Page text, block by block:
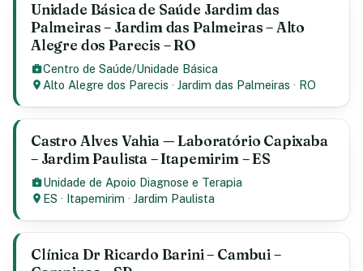
Unidade Básica de Saúde Jardim das
Palmeiras – Jardim das Palmeiras – Alto
Alegre dos Parecis – RO
Centro de Saúde/Unidade Básica
Alto Alegre dos Parecis ·Jardim das Palmeiras · RO
Castro Alves Vahia — Laboratório Capixaba
– Jardim Paulista – Itapemirim – ES
Unidade de Apoio Diagnose e Terapia
ES · Itapemirim ·Jardim Paulista
Clínica Dr Ricardo Barini – Cambui –